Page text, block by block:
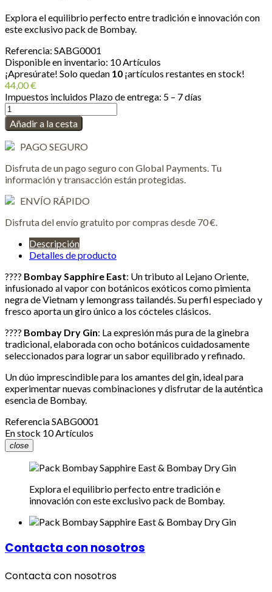
Explora el equilibrio perfecto entre tradición e innovación con
este exclusivo pack de Bombay.
Referencia: SABG0001
Disponible en inventario: 10 Artículos
¡Apresúrate! Solo quedan 10 ¡artículos restantes en stock!
44,00 €
Impuestos incluidos Plazo de entrega: 5 – 7 días
Añadir a la cesta
PAGO SEGURO
Disfruta de un pago seguro con Global Payments. Tu
información y transacción están protegidas.
ENVÍO RÁPIDO
Disfruta del envío gratuito por compras desde 70 €.
Descripción
Detalles de producto
???? Bombay Sapphire East: Un tributo al Lejano Oriente,
infusionado al vapor con botánicos exóticos como pimienta
negra de Vietnam y lemongrass tailandés. Su perfil especiado y
fresco aporta un giro único a los cócteles clásicos.
???? Bombay Dry Gin: La expresión más pura de la ginebra
tradicional, elaborada con ocho botánicos cuidadosamente
seleccionados para lograr un sabor equilibrado y refinado.
Un dúo imprescindible para los amantes del gin, ideal para
experimentar nuevas combinaciones y disfrutar de la auténtica
esencia de Bombay.
ReferenciaSABG0001
En stock 10 Artículos
close
Explora el equilibrio perfecto entre tradición e
innovación con este exclusivo pack de Bombay.
Contacta con nosotros
Contacta con nosotros